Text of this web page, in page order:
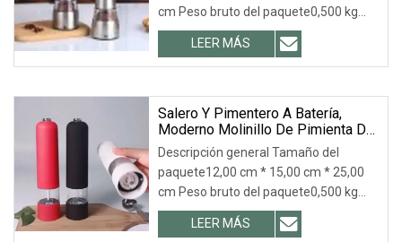
cm Peso bruto del paquete0,500 kg
Descripción del producto Fotos
detalladas Parámetros del producto
Certificaciones Perfil de la empresa
LEER MÁS
Salero Y Pimentero A Batería,
Moderno Molinillo De Pimienta De
Plástico Con Carcasa De Colores.
Descripción general Tamaño del
paquete12,00 cm * 15,00 cm * 25,00
cm Peso bruto del paquete0,500 kg
Descripción del producto Salero y
pimentero a batería Productos
LEER MÁS